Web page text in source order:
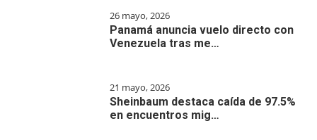
26 mayo, 2026
Panamá anuncia vuelo directo con
Venezuela tras me…
21 mayo, 2026
Sheinbaum destaca caída de 97.5%
en encuentros mig…